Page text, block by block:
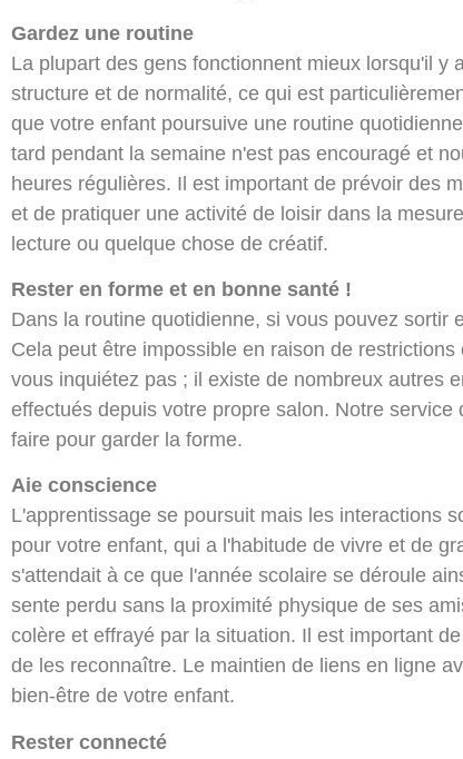
Gardez une routine
La plupart des gens fonctionnent mieux lorsqu'il
structure et de normalité, ce qui est
que votre enfant poursuive une routine
tard pendant la semaine n'est pas encouragé et
heures régulières. Il est important de prévoir des
et de pratiquer une activité de loisir dans la
lecture ou quelque chose de créatif.
Rester en forme et en bonne santé !
Dans la routine quotidienne, si vous pouvez sortir
Cela peut être impossible en raison de
vous inquiétez pas ; il existe de nombreux autres
effectués depuis votre propre salon. Notre
faire pour garder la forme.
Aie conscience
L'apprentissage se poursuit mais les interactions
pour votre enfant, qui a l'habitude de vivre et de
s'attendait à ce que l'année scolaire se déroule
sente perdu sans la proximité physique de ses
colère et effrayé par la situation. Il est important
de les reconnaître. Le maintien de liens en ligne
bien-être de votre enfant.
Rester connecté